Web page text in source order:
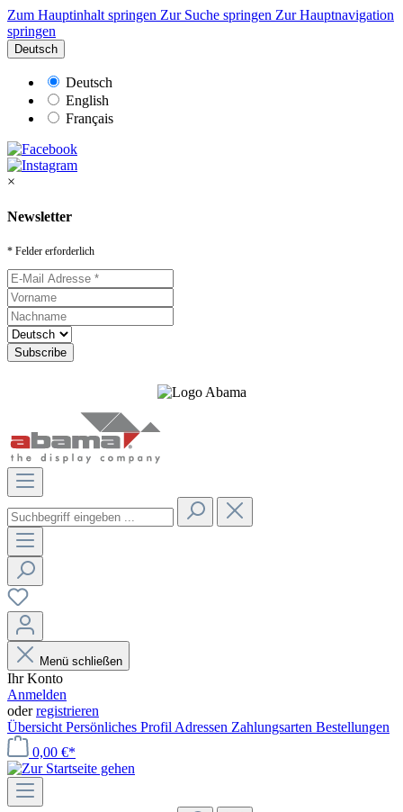
Zum Hauptinhalt springen Zur Suche springen Zur Hauptnavigation
springen
Deutsch
Deutsch
English
Français
×
Newsletter
* Felder erforderlich
Menü schließen
Ihr Konto
Anmelden
oderregistrieren
Übersicht Persönliches Profil Adressen Zahlungsarten Bestellungen
0,00 €*